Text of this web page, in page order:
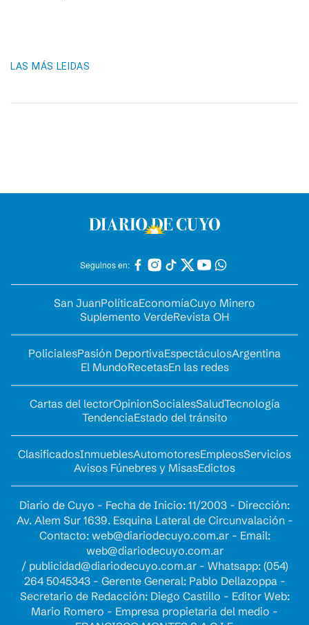
LAS MÁS LEIDAS
Seguinos en:
San JuanPolíticaEconomíaCuyo Minero
Suplemento VerdeRevista OH
PolicialesPasión DeportivaEspectáculosArgentina
El MundoRecetasEn las redes
Cartas del lectorOpinionSocialesSaludTecnología
TendenciaEstado del tránsito
ClasificadosInmueblesAutomotoresEmpleosServicios
Avisos Fúnebres y MisasEdictos
Diario de Cuyo - Fecha de Inicio: 11/2003 - Dirección:
Av. Alem Sur 1639. Esquina Lateral de Circunvalación -
Contacto: web@diariodecuyo.com.ar- Email:
web@diariodecuyo.com.ar
/ publicidad@diariodecuyo.com.ar- Whatsapp: (054)
264 5045343 - Gerente General: Pablo Dellazoppa -
Secretario de Redacción: Diego Castillo - Editor Web:
Mario Romero - Empresa propietaria del medio -